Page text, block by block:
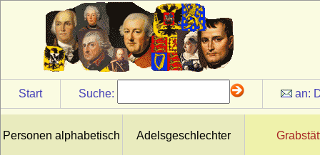
Start Suche: an:
Personen alphabetisch Adelsgeschlechter
Kloster Lehnin
Lambertikirche in Aurich
Marienkirche Hanau (ehemals Reformierte
Kirche Hanau)
Martinskirche Kassel
Mausoleum im Schlosspark